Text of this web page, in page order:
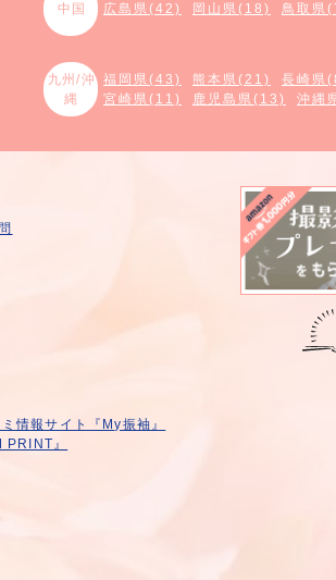
中国 広島県(42) 岡山県(18) 鳥取県
九州/沖
縄
福岡県(43) 熊本県(21) 長崎県
宮崎県(11)
鹿児島県(13) 沖縄
情報サイト『My振袖』
』